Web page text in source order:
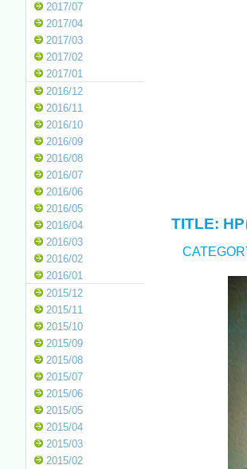
2017/07
2017/04
2017/03
2017/02
2017/01
2016/12
2016/11
2016/10
2016/09
2016/08
2016/07
2016/06
2016/05
2016/04
2016/03
2016/02
2016/01
2015/12
2015/11
2015/10
2015/09
2015/08
2015/07
2015/06
2015/05
2015/04
2015/03
2015/02
TITLE: